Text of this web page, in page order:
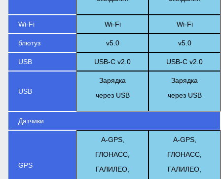
Wi-Fi Wi-Fi Wi-Fi
блютуз v5.0 v5.0
USB USB-C v2.0 USB-C v2.0
USB
Зарядка
через USB
Зарядка
через USB
Датчики
GPS
A-GPS,
ГЛОНАСС,
ГАЛИЛЕО,
A-GPS,
ГЛОНАСС,
ГАЛИЛЕО,